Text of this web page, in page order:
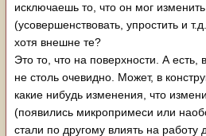
исключаешь то, что он мог
(усовершенствовать, упростить и
хотя внешне те?
Это то, что на поверхности. А
не столь очевидно. Может, в
какие нибудь изменения, что
(появились микропримеси или
стали по другому влиять на